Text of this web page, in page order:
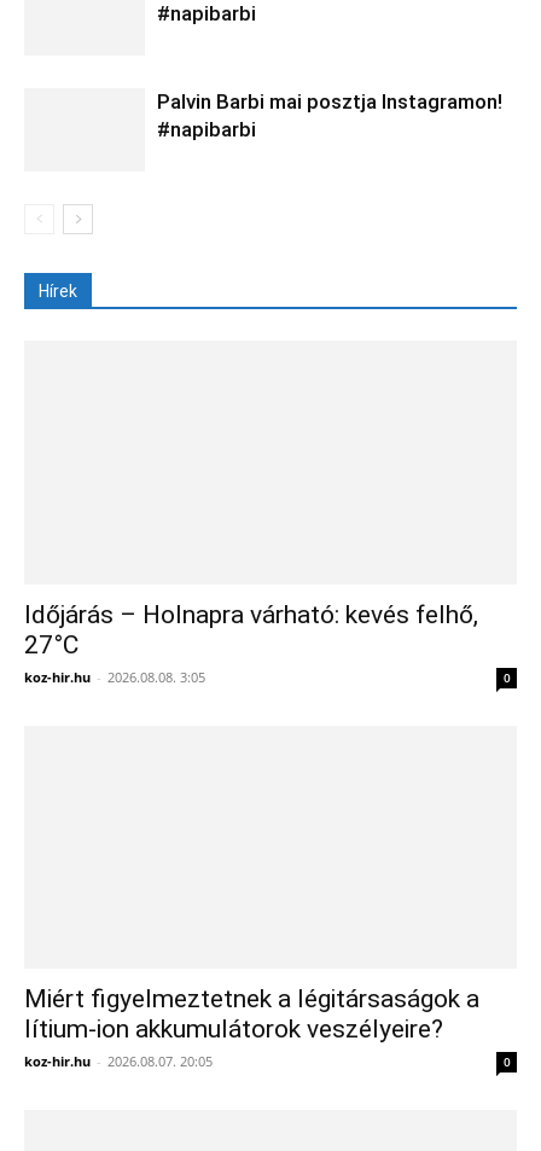
#napibarbi
Palvin Barbi mai posztja Instagramon!
#napibarbi
Hírek
Időjárás – Holnapra várható: kevés felhő,
27°C
koz-hir.hu - 2026.08.08. 3:05 0
Miért figyelmeztetnek a légitársaságok a
lítium-ion akkumulátorok veszélyeire?
koz-hir.hu - 2026.08.07. 20:05 0